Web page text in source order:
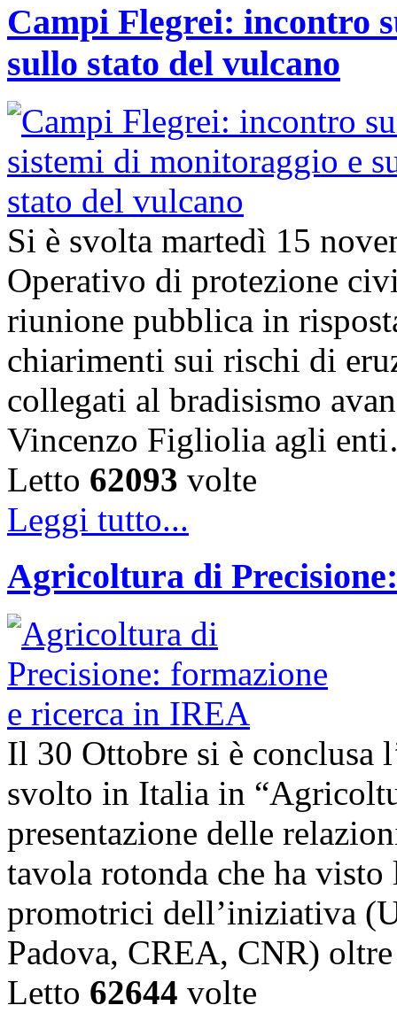
Campi Flegrei: incontro
sullo stato del vulcano
Si è svolta martedì 15
Operativo di protezione
riunione pubblica in
chiarimenti sui rischi di
collegati al bradisismo
Vincenzo Figliolia agli
Letto 62093 volte
Leggi tutto...
Agricoltura di
Il 30 Ottobre si è conclusa
svolto in Italia in
presentazione delle
tavola rotonda che ha
promotrici dell’iniziativa
Padova, CREA, CNR)
Letto 62644 volte